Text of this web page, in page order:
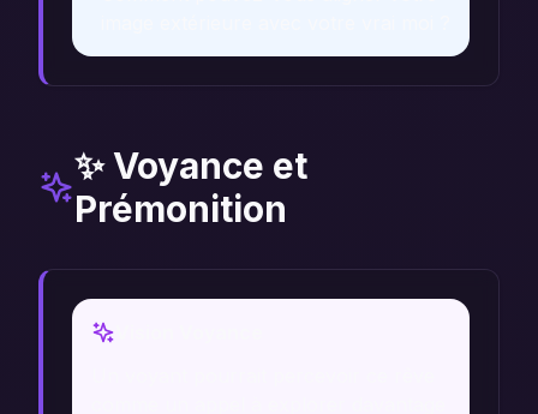
✨ Voyance et
Prémonition